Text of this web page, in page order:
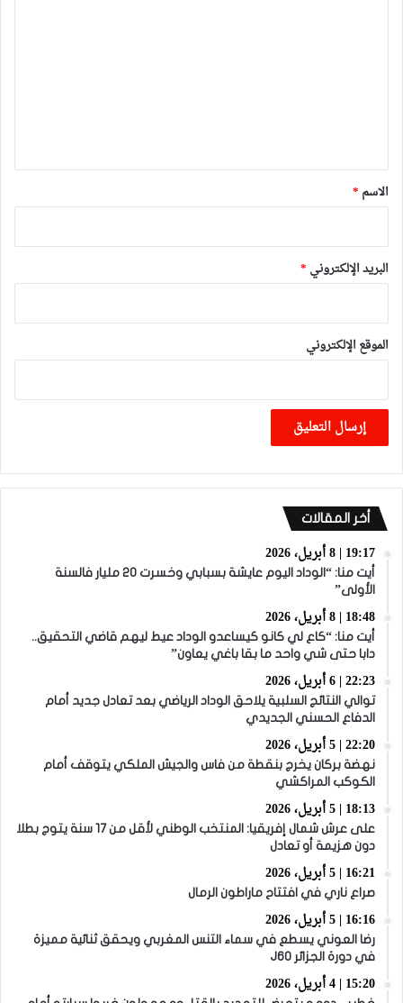
*
الاسم *
البريد الإلكتروني *
الموقع الإلكتروني
أخر المقالات
19:17 | 8 أبريل، 2026
أيت منا: “الوداد اليوم عايشة بسبابي وخسرت 20 مليار فالسنة
الأولى”
18:48 | 8 أبريل، 2026
أيت منا: “كاع لي كانو كيساعدو الوداد عيط ليهم قاضي التحقيق..
دابا حتى شي واحد ما بقا باغي يعاون”
22:23 | 6 أبريل، 2026
توالي النتائج السلبية يلاحق الوداد الرياضي بعد تعادل جديد أمام
الدفاع الحسني الجديدي
22:20 | 5 أبريل، 2026
نهضة بركان يخرج بنقطة من فاس والجيش الملكي يتوقف أمام
الكوكب المراكشي
18:13 | 5 أبريل، 2026
على عرش شمال إفريقيا: المنتخب الوطني لأقل من 17 سنة يتوج بطلا
دون هزيمة أو تعادل
16:21 | 5 أبريل، 2026
صراع ناري في افتتاح ماراطون الرمال
16:16 | 5 أبريل، 2026
رضا العوني يسطع في سماء التنس المغربي ويحقق ثنائية مميزة
في دورة الجزائر J60
15:20 | 4 أبريل، 2026